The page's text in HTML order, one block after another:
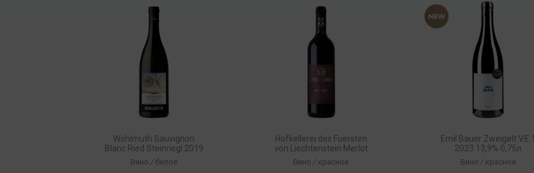
Wohlmuth Sauvignon
Blanc Ried Steinriegl 2019
13% 0,75л
Вино / белое
Hofkellerei des Fuersten
von Liechtenstein Merlot
Anberola 2019 13% 0,75л
Вино / красное
Emil Bauer Zweigelt V.E.1
2023 13,9% 0,75л
Вино / красное